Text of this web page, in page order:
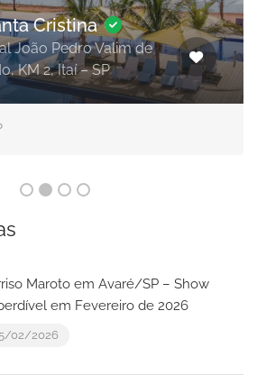
Cristina
João Pedro Valim de
KM 2, Itaí – SP
Maroto em Avaré/SP – Show
em Fevereiro de 2026
02/2026